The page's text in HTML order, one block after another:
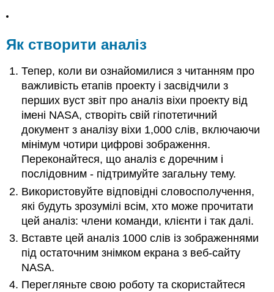
Як створити аналіз
Тепер, коли ви ознайомилися з читанням про
важливість етапів проекту і засвідчили з
перших вуст звіт про аналіз віхи проекту від
імені NASA, створіть свій гіпотетичний
документ з аналізу віхи 1,000 слів, включаючи
мінімум чотири цифрові зображення.
Переконайтеся, що аналіз є доречним і
послідовним - підтримуйте загальну тему.
Використовуйте відповідні словосполучення,
які будуть зрозумілі всім, хто може прочитати
цей аналіз: члени команди, клієнти і так далі.
Вставте цей аналіз 1000 слів із зображеннями
під остаточним знімком екрана з веб-сайту
NASA.
Перегляньте свою роботу та скористайтеся